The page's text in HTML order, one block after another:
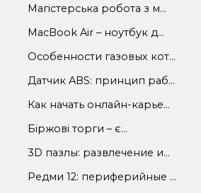
Магістерська робота з м...
MacBook Air – ноутбук д...
Особенности газовых кот...
Датчик ABS: принцип раб...
Как начать онлайн-карье...
Біржові торги – є...
3D пазлы: развлечение и...
Редми 12: периферийные ...